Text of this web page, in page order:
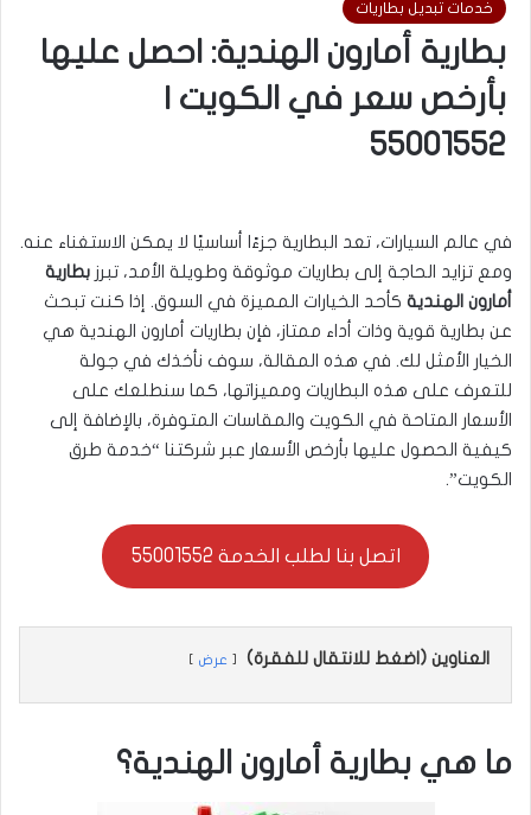
خدمات تبديل بطاريات
بطارية أمارون الهندية: احصل عليها
بأرخص سعر في الكويت |
55001552
في عالم السيارات، تعد البطارية جزءًا أساسيًا لا يمكن الاستغناء عنه.
ومع تزايد الحاجة إلى بطاريات موثوقة وطويلة الأمد، تبرز بطارية
أمارون الهندية كأحد الخيارات المميزة في السوق. إذا كنت تبحث
عن بطارية قوية وذات أداء ممتاز، فإن بطاريات أمارون الهندية هي
الخيار الأمثل لك. في هذه المقالة، سوف نأخذك في جولة
للتعرف على هذه البطاريات ومميزاتها، كما سنطلعك على
الأسعار المتاحة في الكويت والمقاسات المتوفرة، بالإضافة إلى
كيفية الحصول عليها بأرخص الأسعار عبر شركتنا “خدمة طرق
الكويت”.
اتصل بنا لطلب الخدمة 55001552
العناوين (اضغط للانتقال للفقرة) عرض
ما هي بطارية أمارون الهندية؟